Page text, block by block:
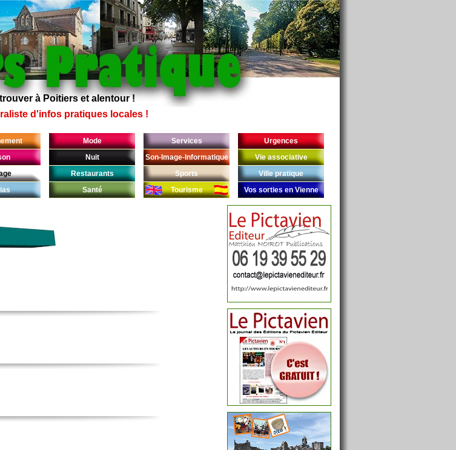
à Poitiers et alentour !
d'infos pratiques locales !
Mode
Nuit
Restaurants
Santé
Services
Son-Image-Informatique
Sports
Tourisme
Urgences
Vie associative
Ville pratique
Vos sorties en Vienne